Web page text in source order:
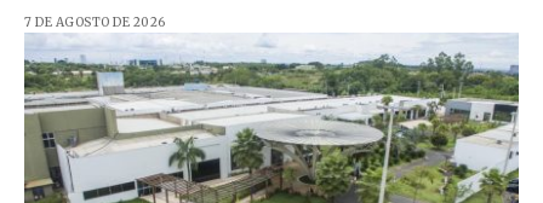
7 DE AGOSTO DE 2026